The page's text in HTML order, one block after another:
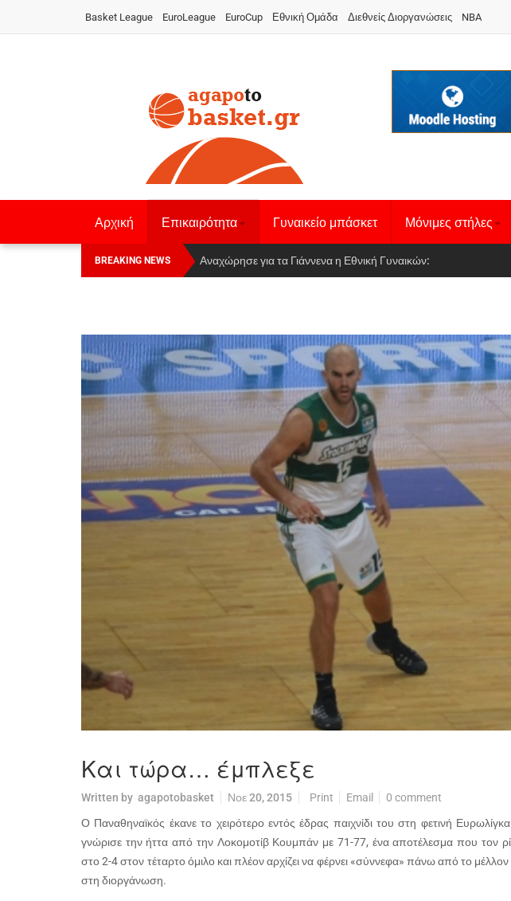
Basket League EuroLeague EuroCup Εθνική Ομάδα Διεθνείς Διοργανώσεις NBA
Αρχική Επικαιρότητα Γυναικείο μπάσκετ Μόνιμες στήλες
BREAKING NEWS Οι Πάνθηρες Καβάλας στην Women Basketball League 1
Αναχώρησε για τα Γιάννενα η Εθνική Γυναικών
Και τώρα… έμπλεξε
Written by agapotobasket Νοε 20, 2015 Print Email 0 comment
Ο Παναθηναϊκός έκανε το χειρότερο εντός έδρας παιχνίδι του στη φετινή Ευρωλίγκα
γνώρισε την ήττα από την Λοκομοτίβ Κουμπάν με 71-77, ένα αποτέλεσμα που τον
στο 2-4 στον τέταρτο όμιλο και πλέον αρχίζει να φέρνει «σύννεφα» πάνω από το μέλλον
στη διοργάνωση.